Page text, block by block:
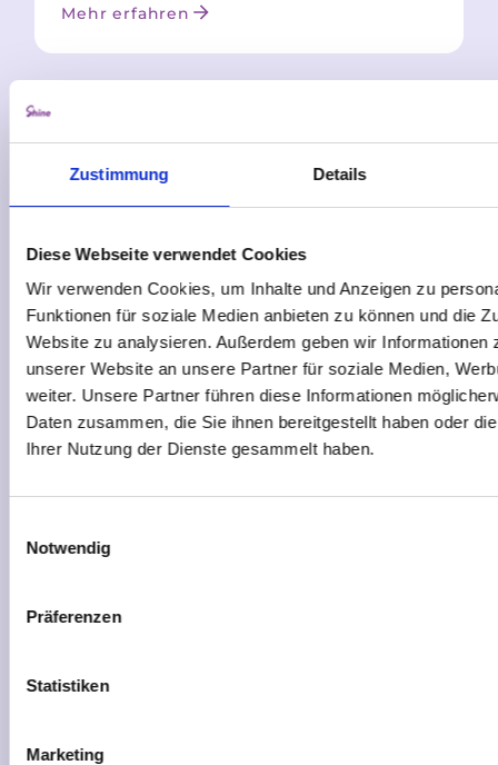
Zustimmung Details
Diese Webseite verwendet Cookies
Wir verwenden Cookies, um Inhalte und Anzeigen zu
Funktionen für soziale Medien anbieten zu können und die
Website zu analysieren. Außerdem geben wir Informationen
unserer Website an unsere Partner für soziale Medien,
weiter. Unsere Partner führen diese Informationen
Daten zusammen, die Sie ihnen bereitgestellt haben oder
Ihrer Nutzung der Dienste gesammelt haben.
Notwendig
Präferenzen
Statistiken
Marketing
Mehr erfahren
Kongressbuchhandlung
buchkontext
Wir präsentieren die Bücher der Keynote-
Fachbuchauswahl zum Thema.
MAN Truck & Bus SE